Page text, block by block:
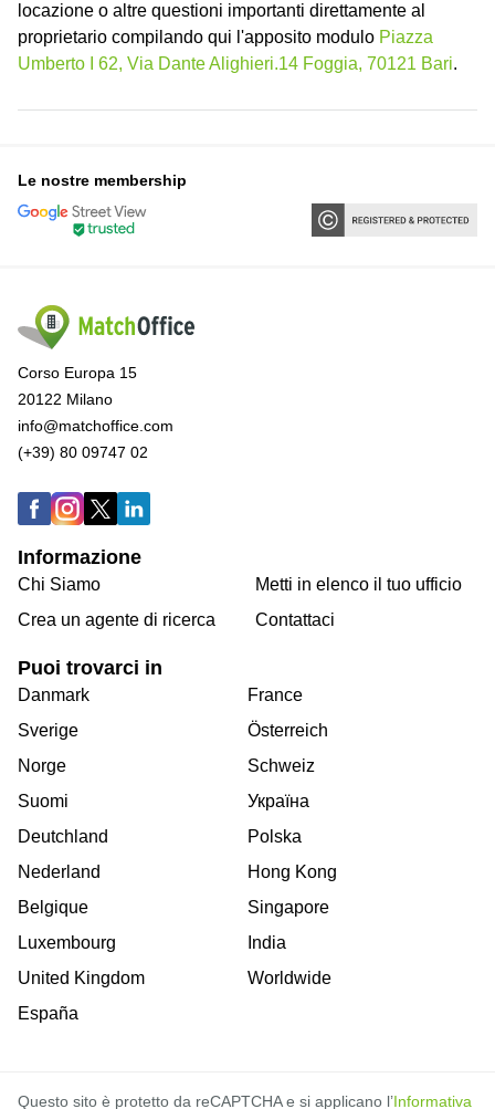
locazione o altre questioni importanti direttamente al
proprietario compilando qui l'apposito modulo Piazza
Umberto I 62, Via Dante Alighieri.14 Foggia, 70121 Bari.
Le nostre membership
Corso Europa 15
20122 Milano
info@matchoffice.com
(+39) 80 09747 02
Informazione
Chi Siamo
Crea un agente di ricerca
Metti in elenco il tuo ufficio
Contattaci
Puoi trovarci in
Danmark
Sverige
Norge
Suomi
Deutchland
Nederland
Belgique
Luxembourg
United Kingdom
España
France
Österreich
Schweiz
Україна
Polska
Hong Kong
Singapore
India
Worldwide
Questo sito è protetto da reCAPTCHA e si applicano l’Informativa